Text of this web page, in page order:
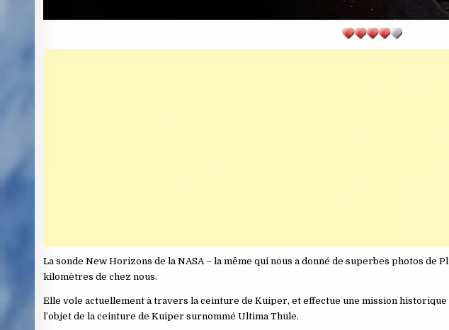
La sonde New Horizons de la NASA – la même qui nous a donné de superbes photos
kilomètres de chez nous.
Elle vole actuellement à travers la ceinture de Kuiper, et effectue une mission
l’objet de la ceinture de Kuiper surnommé Ultima Thule.